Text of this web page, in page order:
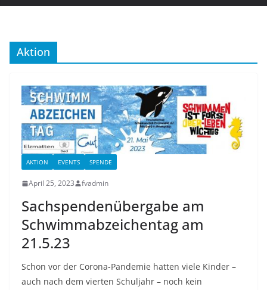
Aktion
AKTION EVENTS SPENDE
April 25, 2023 fvadmin
Sachspendenübergabe am
Schwimmabzeichentag am
21.5.23
Schon vor der Corona-Pandemie hatten viele Kinder –
auch nach dem vierten Schuljahr – noch kein